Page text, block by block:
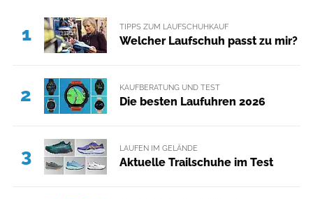
1 TIPPS ZUM LAUFSCHUHKAUF
Welcher Laufschuh passt zu mir?
2 KAUFBERATUNG UND TEST
Die besten Laufuhren 2026
3 LAUFEN IM GELÄNDE
Aktuelle Trailschuhe im Test